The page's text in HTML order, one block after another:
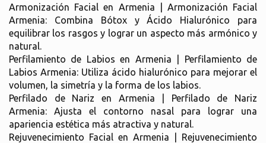
Armonización Facial en Armenia | Armonización Facial
Armenia: Combina Bótox y Ácido Hialurónico para
equilibrar los rasgos y lograr un aspecto más armónico y
natural.
Perfilamiento de Labios en Armenia | Perfilamiento de
Labios Armenia: Utiliza ácido hialurónico para mejorar el
volumen, la simetría y la forma de los labios.
Perfilado de Nariz en Armenia | Perfilado de Nariz
Armenia: Ajusta el contorno nasal para lograr una
apariencia estética más atractiva y natural.
Rejuvenecimiento Facial en Armenia | Rejuvenecimiento